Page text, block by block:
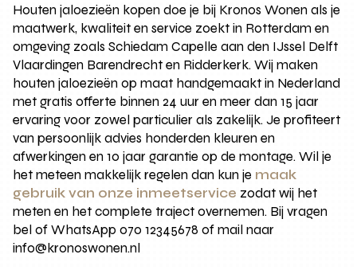
Houten jaloezieën kopen doe je bij Kronos Wonen als je
maatwerk, kwaliteit en service zoekt in Rotterdam en
omgeving zoals Schiedam Capelle aan den IJssel Delft
Vlaardingen Barendrecht en Ridderkerk. Wij maken
houten jaloezieën op maat handgemaakt in Nederland
met gratis offerte binnen 24 uur en meer dan 15 jaar
ervaring voor zowel particulier als zakelijk. Je profiteert
van persoonlijk advies honderden kleuren en
afwerkingen en 10 jaar garantie op de montage. Wil je
het meteen makkelijk regelen dan kun je maak
gebruik van onze inmeetservice zodat wij het
meten en het complete traject overnemen. Bij vragen
bel of WhatsApp 070 12345678 of mail naar
info@kronoswonen.nl